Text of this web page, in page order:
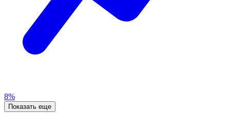
8%
Показать еще